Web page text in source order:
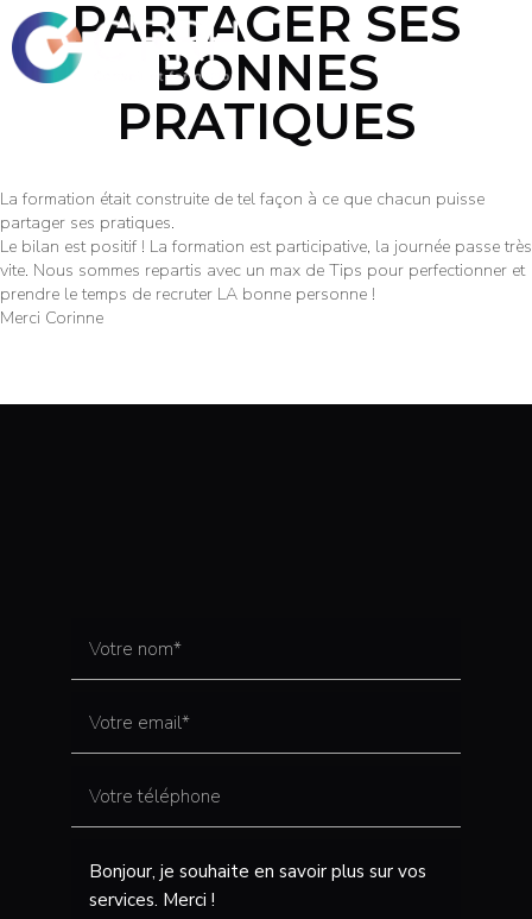
PARTAGER SES
BONNES
PRATIQUES
La formation était construite de tel façon à ce que chacun puisse
partager ses pratiques.
Le bilan est positif ! La formation est participative, la journée passe très
vite. Nous sommes repartis avec un max de Tips pour perfectionner et
prendre le temps de recruter LA bonne personne !
Merci Corinne